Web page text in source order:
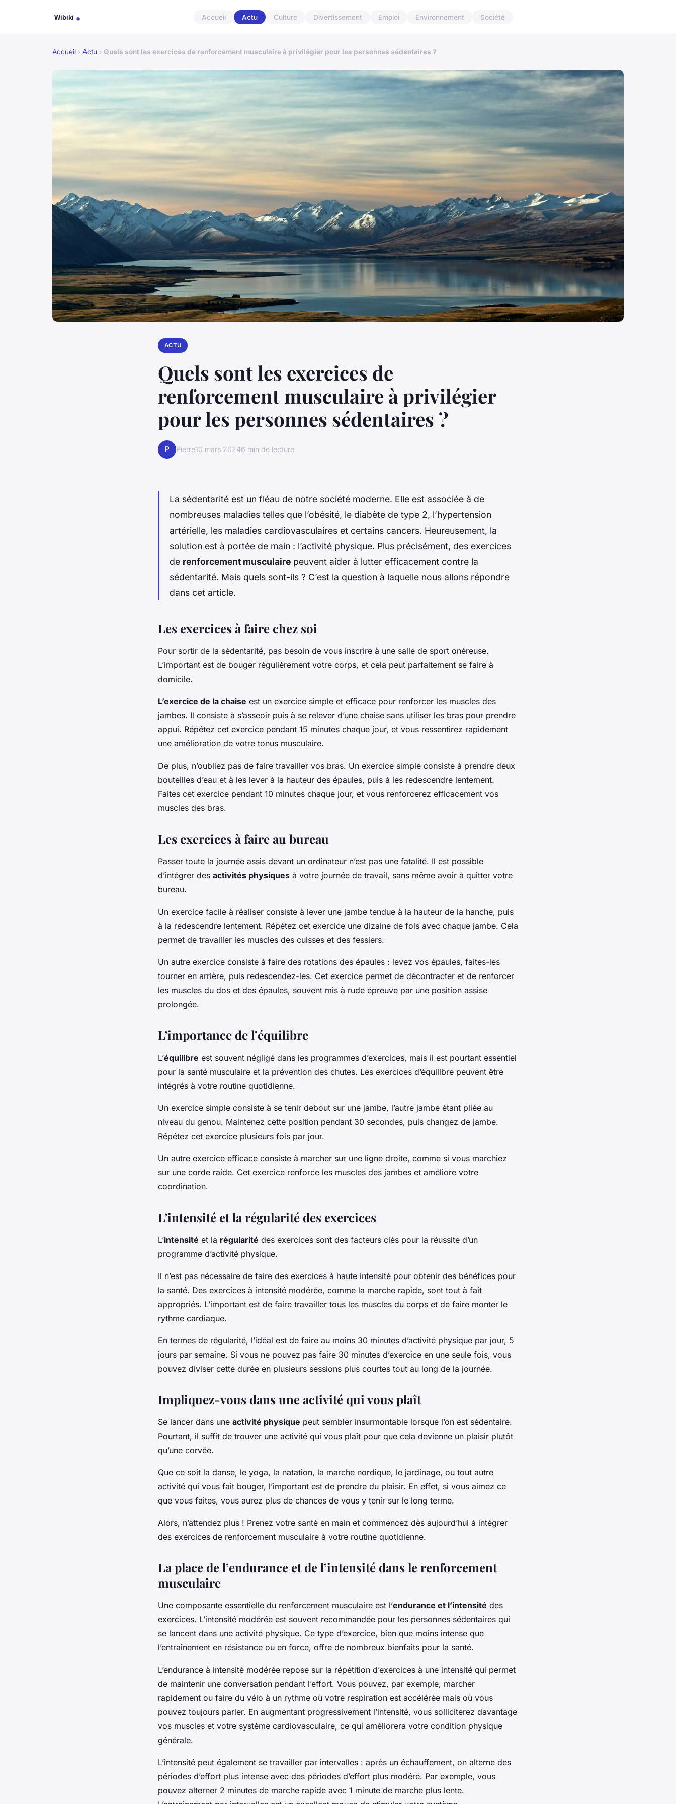
Accueil Actu Culture Divertissement Emploi Environnement Société
Accueil › Actu › Quels sont les exercices de renforcement musculaire à privilégier pour les personnes sédentaires ?
ACTU
Quels sont les exercices de
renforcement musculaire à privilégier
pour les personnes sédentaires ?
P Pierre10 mars 20246 min de lecture
La sédentarité est un fléau de notre société moderne. Elle est associée à de
nombreuses maladies telles que l’obésité, le diabète de type 2, l’hypertension
artérielle, les maladies cardiovasculaires et certains cancers. Heureusement, la
solution est à portée de main : l’activité physique. Plus précisément, des exercices
de renforcement musculaire peuvent aider à lutter efficacement contre la
sédentarité. Mais quels sont-ils ? C’est la question à laquelle nous allons répondre
dans cet article.
Les exercices à faire chez soi
Pour sortir de la sédentarité, pas besoin de vous inscrire à une salle de sport onéreuse.
L’important est de bouger régulièrement votre corps, et cela peut parfaitement se faire à
domicile.
L’exercice de la chaise est un exercice simple et efficace pour renforcer les muscles des
jambes. Il consiste à s’asseoir puis à se relever d’une chaise sans utiliser les bras pour prendre
appui. Répétez cet exercice pendant 15 minutes chaque jour, et vous ressentirez rapidement
une amélioration de votre tonus musculaire.
De plus, n’oubliez pas de faire travailler vos bras. Un exercice simple consiste à prendre deux
bouteilles d’eau et à les lever à la hauteur des épaules, puis à les redescendre lentement.
Faites cet exercice pendant 10 minutes chaque jour, et vous renforcerez efficacement vos
muscles des bras.
Les exercices à faire au bureau
Passer toute la journée assis devant un ordinateur n’est pas une fatalité. Il est possible
d’intégrer des activités physiques à votre journée de travail, sans même avoir à quitter votre
bureau.
Un exercice facile à réaliser consiste à lever une jambe tendue à la hauteur de la hanche, puis
à la redescendre lentement. Répétez cet exercice une dizaine de fois avec chaque jambe. Cela
permet de travailler les muscles des cuisses et des fessiers.
Un autre exercice consiste à faire des rotations des épaules : levez vos épaules, faites-les
tourner en arrière, puis redescendez-les. Cet exercice permet de décontracter et de renforcer
les muscles du dos et des épaules, souvent mis à rude épreuve par une position assise
prolongée.
L’importance de l’équilibre
L’équilibre est souvent négligé dans les programmes d’exercices, mais il est pourtant essentiel
pour la santé musculaire et la prévention des chutes. Les exercices d’équilibre peuvent être
intégrés à votre routine quotidienne.
Un exercice simple consiste à se tenir debout sur une jambe, l’autre jambe étant pliée au
niveau du genou. Maintenez cette position pendant 30 secondes, puis changez de jambe.
Répétez cet exercice plusieurs fois par jour.
Un autre exercice efficace consiste à marcher sur une ligne droite, comme si vous marchiez
sur une corde raide. Cet exercice renforce les muscles des jambes et améliore votre
coordination.
L’intensité et la régularité des exercices
L’intensité et la régularité des exercices sont des facteurs clés pour la réussite d’un
programme d’activité physique.
Il n’est pas nécessaire de faire des exercices à haute intensité pour obtenir des bénéfices pour
la santé. Des exercices à intensité modérée, comme la marche rapide, sont tout à fait
appropriés. L’important est de faire travailler tous les muscles du corps et de faire monter le
rythme cardiaque.
En termes de régularité, l’idéal est de faire au moins 30 minutes d’activité physique par jour, 5
jours par semaine. Si vous ne pouvez pas faire 30 minutes d’exercice en une seule fois, vous
pouvez diviser cette durée en plusieurs sessions plus courtes tout au long de la journée.
Impliquez-vous dans une activité qui vous plaît
Se lancer dans une activité physique peut sembler insurmontable lorsque l’on est sédentaire.
Pourtant, il suffit de trouver une activité qui vous plaît pour que cela devienne un plaisir plutôt
qu’une corvée.
Que ce soit la danse, le yoga, la natation, la marche nordique, le jardinage, ou tout autre
activité qui vous fait bouger, l’important est de prendre du plaisir. En effet, si vous aimez ce
que vous faites, vous aurez plus de chances de vous y tenir sur le long terme.
Alors, n’attendez plus ! Prenez votre santé en main et commencez dès aujourd’hui à intégrer
des exercices de renforcement musculaire à votre routine quotidienne.
La place de l’endurance et de l’intensité dans le renforcement
musculaire
Une composante essentielle du renforcement musculaire est l’endurance et l’intensité des
exercices. L’intensité modérée est souvent recommandée pour les personnes sédentaires qui
se lancent dans une activité physique. Ce type d’exercice, bien que moins intense que
l’entraînement en résistance ou en force, offre de nombreux bienfaits pour la santé.
L’endurance à intensité modérée repose sur la répétition d’exercices à une intensité qui permet
de maintenir une conversation pendant l’effort. Vous pouvez, par exemple, marcher
rapidement ou faire du vélo à un rythme où votre respiration est accélérée mais où vous
pouvez toujours parler. En augmentant progressivement l’intensité, vous solliciterez davantage
vos muscles et votre système cardiovasculaire, ce qui améliorera votre condition physique
générale.
L’intensité peut également se travailler par intervalles : après un échauffement, on alterne des
périodes d’effort plus intense avec des périodes d’effort plus modéré. Par exemple, vous
pouvez alterner 2 minutes de marche rapide avec 1 minute de marche plus lente.